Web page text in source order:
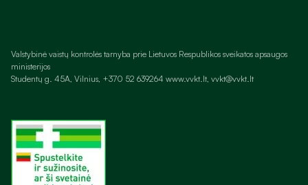
Valstybinė vaistų kontrolės tarnyba prie Lietuvos Respublikos sveikatos apsaugos
ministerijos
Studentų g. 45A, Vilnius, +370 52 639264 www.vvkt.lt, vvkt@vvkt.lt